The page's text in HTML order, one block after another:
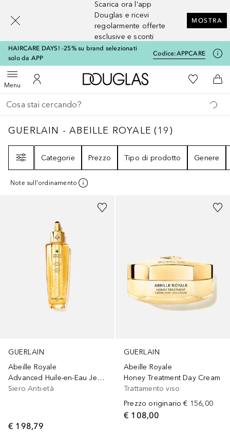
Scarica ora l'app
Douglas e ricevi
regolarmente offerte
esclusive e sconti
MOSTRA
HAIRCARE DAYS! -25% su brand selezionati
solo da APP
Codice:APPCARE
MenuApri menuAl Mio Account
A Douglas HomeAlla Mia
Al
Torna indietro
Esegui ricerca
GUERLAIN - ABEILLE ROYALE 19
GUERLAIN - ABEILLE ROYALE (19)
Categorie
Prezzo Tipo di prodotto Genere
Note sull'ordinamento
GUERLAIN
Abeille Royale
Advanced Huile-en-Eau Jeunesse
Siero Anti-età
€ 198,79
GUERLAIN
Abeille Royale
Honey Treatment Day Cream
Trattamento viso
Prezzo originario € 156,00
€ 108,00
[navigation.slideout.screenreader]